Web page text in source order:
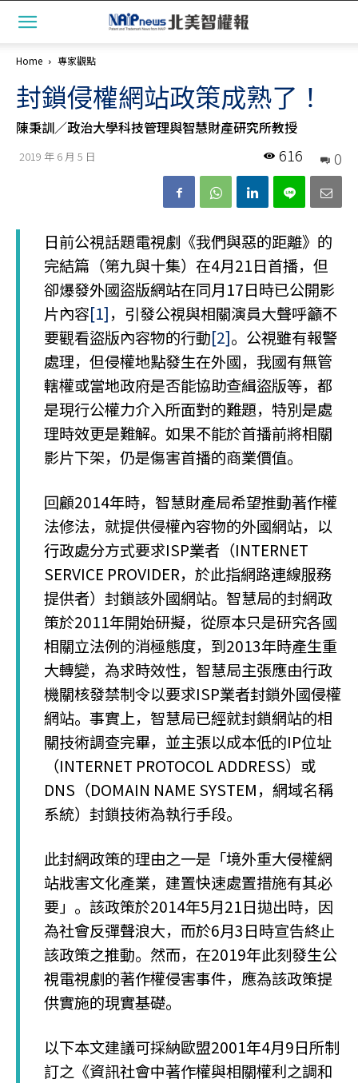
Home 專家觀點
封鎖侵權網站政策成熟了！
陳秉訓／政治大學科技管理與智慧財產研究所教授
2019 年 6 月 5 日 0
616
日前公視話題電視劇《我們與惡的距離》的
完結篇（第九與十集）在4月21日首播，但
卻爆發外國盜版網站在同月17日時已公開影
片內容[1]，引發公視與相關演員大聲呼籲不
要觀看盜版內容物的行動[2]。公視雖有報警
處理，但侵權地點發生在外國，我國有無管
轄權或當地政府是否能協助查緝盜版等，都
是現行公權力介入所面對的難題，特別是處
理時效更是難解。如果不能於首播前將相關
影片下架，仍是傷害首播的商業價值。
回顧2014年時，智慧財產局希望推動著作權
法修法，就提供侵權內容物的外國網站，以
行政處分方式要求ISP業者（INTERNET
SERVICE PROVIDER，於此指網路連線服務
提供者）封鎖該外國網站。智慧局的封網政
策於2011年開始研擬，從原本只是研究各國
相關立法例的消極態度，到2013年時產生重
大轉變，為求時效性，智慧局主張應由行政
機關核發禁制令以要求ISP業者封鎖外國侵權
網站。事實上，智慧局已經就封鎖網站的相
關技術調查完畢，並主張以成本低的IP位址
（INTERNET PROTOCOL ADDRESS）或
DNS（DOMAIN NAME SYSTEM，網域名稱
系統）封鎖技術為執行手段。
此封網政策的理由之一是「境外重大侵權網
站戕害文化產業，建置快速處置措施有其必
要」。該政策於2014年5月21日拋出時，因
為社會反彈聲浪大，而於6月3日時宣告終止
該政策之推動。然而，在2019年此刻發生公
視電視劇的著作權侵害事件，應為該政策提
供實施的現實基礎。
以下本文建議可採納歐盟2001年4月9日所制
訂之《資訊社會中著作權與相關權利之調和